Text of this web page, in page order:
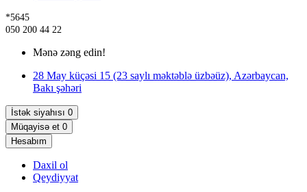
*5645
050 200 44 22
Mənə zəng edin!
28 May küçəsi 15 (23 saylı məktəblə üzbəüz), Azərbaycan,
Bakı şəhəri
İstək siyahısı 0
Müqayisə et 0
Hesabım
Daxil ol
Qeydiyyat